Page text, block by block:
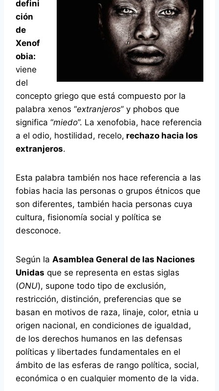
defini
ción
de
Xenof
obia:
viene
del
concepto griego que está compuesto por la
palabra xenos “extranjeros” y phobos que
significa “miedo”. La xenofobia, hace referencia
a el odio, hostilidad, recelo, rechazo hacia los
extranjeros.
Esta palabra también nos hace referencia a las
fobias hacia las personas o grupos étnicos que
son diferentes, también hacia personas cuya
cultura, fisionomía social y política se
desconoce.
Según la Asamblea General de las Naciones
Unidas que se representa en estas siglas
(ONU), supone todo tipo de exclusión,
restricción, distinción, preferencias que se
basan en motivos de raza, linaje, color, etnia u
origen nacional, en condiciones de igualdad,
de los derechos humanos en las defensas
políticas y libertades fundamentales en el
ámbito de las esferas de rango política, social,
económica o en cualquier momento de la vida.